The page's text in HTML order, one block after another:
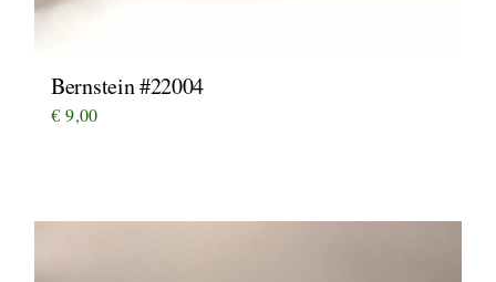
Bernstein #22004
€ 9,00